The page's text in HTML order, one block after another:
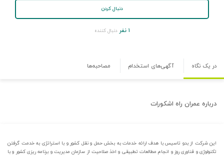
دنبال کردن
۱ نفر دنبال کننده
در یک نگاه آگهی‌های استخدام مصاحبه‌ها
درباره عمران راه اشکورات
این شرکت از بدو تاسیس با هدف ارائه خدمات به بخش حمل و نقل کشور و با استراتژی به خدمت گرفتن
تکنولوژی و فناوری روز و انجام مطالعات تطبیقی و اخذ صلاحیت از سازمان مدیریت و برنامه ریزی کشور و با